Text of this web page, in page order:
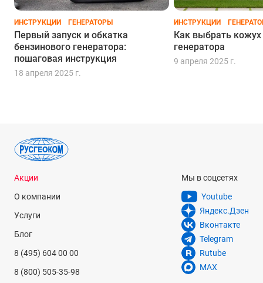
ИНСТРУКЦИИ ГЕНЕРАТОРЫ
Первый запуск и обкатка
бензинового генератора:
пошаговая инструкция
18 апреля 2025 г.
ИНСТРУКЦИИ
Как выбрать
генератора
9 апреля 2025 г.
Акции
О компании
Услуги
Блог
8 (495) 604 00 00
8 (800) 505-35-98
Мы в соцсетях
Youtube
Яндекс.Дзен
Вконтакте
Telegram
Rutube
MAX